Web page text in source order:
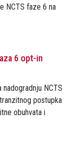
NCTS faze 6 na
6 opt-in
NCTS
postupka
obuhvata i